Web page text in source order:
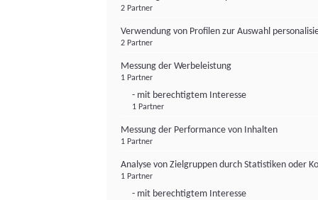
2 Partner
Verwendung von Profilen zur Auswahl
2 Partner
Messung der Werbeleistung
1 Partner
- mit berechtigtem Interesse
1 Partner
Messung der Performance von Inhalten
1 Partner
Analyse von Zielgruppen durch Statistiken oder
1 Partner
- mit berechtigtem Interesse